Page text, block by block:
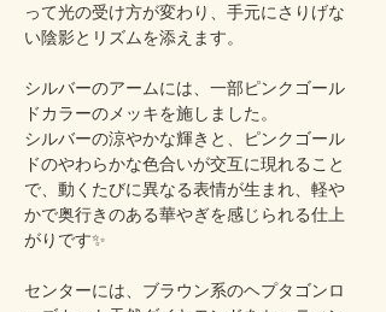
って光の受け方が変わり、手元にさりげな
い陰影とリズムを添えます。
シルバーのアームには、一部ピンクゴール
ドカラーのメッキを施しました。
シルバーの涼やかな輝きと、ピンクゴール
ドのやわらかな色合いが交互に現れること
で、動くたびに異なる表情が生まれ、軽や
かで奥行きのある華やぎを感じられる仕上
がりです✨
センターには、ブラウン系のヘプタゴンロ